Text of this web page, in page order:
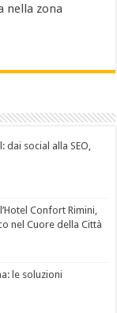
nella zona
social alla SEO,
Confort Rimini,
nel Cuore della Città
le soluzioni